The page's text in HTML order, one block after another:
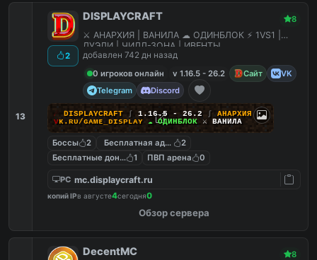
13
2
DISPLAYCRAFT 8
⚔ АНАРХИЯ | ВАНИЛА ☁ ОДИНБЛОК ⚡ 1VS1 |
ДУЭЛИ | ЧИЛЛ-ЗОНА | ИВЕНТЫ
добавлен 742 дн назад
0 игроков онлайн
v 1.16.5 - 26.2 Сайт
VK
Telegram
Discord
☄ DISPLAYCRAFT ∫ 1.16.5 - 26.2 ∫ АНАРХИЯ
ᴠᴋ . ʀᴜ/ɢᴀᴍᴇ ᴅɪѕᴘʟᴀʏ ☁ ОДИНБЛОК ⚔ ВАНИЛА
Боссы 2 Бесплатная админка
2
Бесплатные донат кейсы
1 ПВП арена 0
PC mc.displaycraft.ru
копий IPв августе4сегодня0
Обзор сервера
DecentMC 8